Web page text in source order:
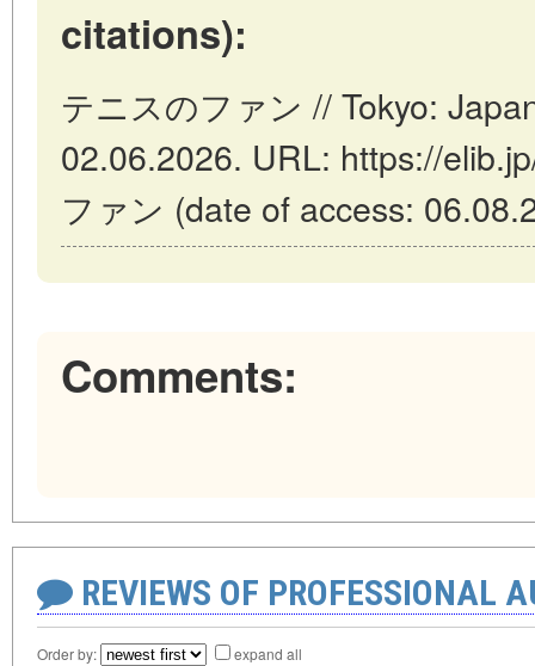
citations):
テニスのファン // Tokyo:
02.06.2026. URL: https://
ファン (date of access:
Comments:
REVIEWS OF PROFESSIONAL
Order by: expand all